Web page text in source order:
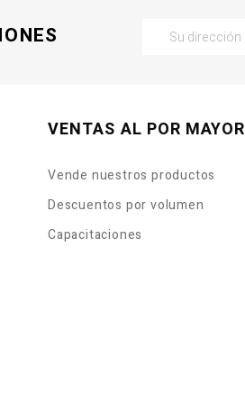
VENTAS AL POR MAYOR
Vende nuestros productos
Descuentos por volumen
Capacitaciones